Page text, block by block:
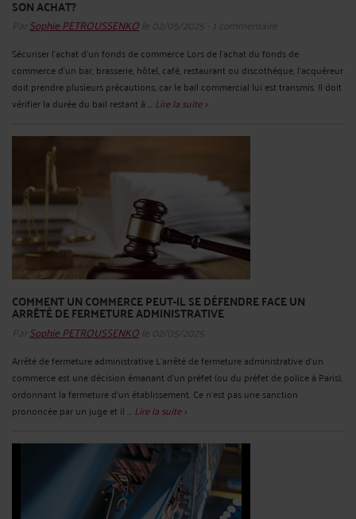
SON ACHAT?
Par Sophie PETROUSSENKO le 02/05/2025 - 1 commentaire
Sécuriser l’achat d’un fonds de commerce Lors de l’achat du fonds de
commerce d’un bar, brasserie, hôtel, café, restaurant ou discothèque, l’acquéreur
doit prendre plusieurs précautions, car le bail commercial lui est transmis. Il doit
vérifier la durée du bail restant à ... Lire la suite >
COMMENT UN COMMERCE PEUT-IL SE DÉFENDRE FACE UN
ARRÊTÉ DE FERMETURE ADMINISTRATIVE
Par Sophie PETROUSSENKO le 02/05/2025
Arrêté de fermeture administrative L’arrêté de fermeture administrative d’un
commerce est une décision émanant d’un préfet (ou du préfet de police à Paris),
ordonnant la fermeture d’un établissement. Ce n’est pas une sanction
prononcée par un juge et il ... Lire la suite >